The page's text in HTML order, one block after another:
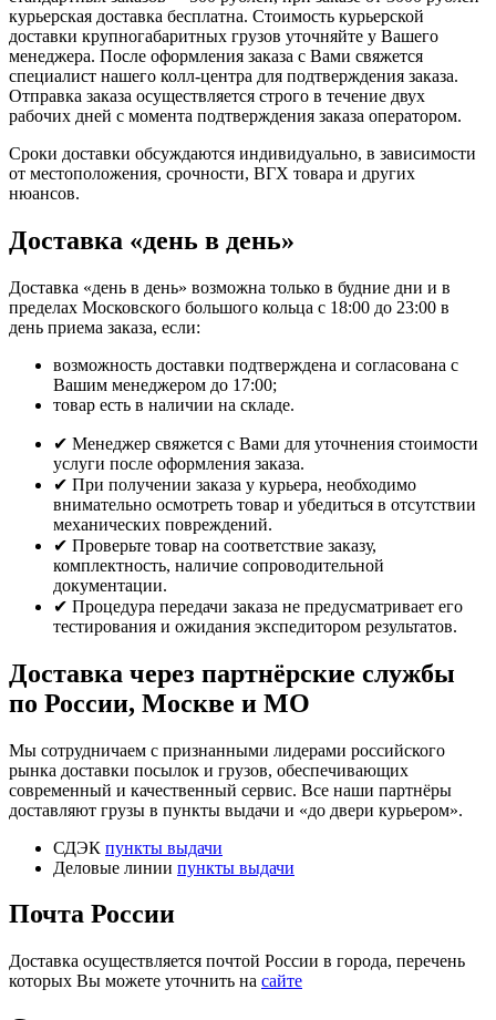
курьерская доставка бесплатна. Стоимость курьерской
доставки крупногабаритных грузов уточняйте у Вашего
менеджера. После оформления заказа с Вами свяжется
специалист нашего колл-центра для подтверждения заказа.
Отправка заказа осуществляется строго в течение двух
рабочих дней с момента подтверждения заказа оператором.
Сроки доставки обсуждаются индивидуально, в зависимости
от местоположения, срочности, ВГХ товара и других
нюансов.
Доставка «день в день»
Доставка «день в день» возможна только в будние дни и в
пределах Московского большого кольца с 18:00 до 23:00 в
день приема заказа, если:
возможность доставки подтверждена и согласована с
Вашим менеджером до 17:00;
товар есть в наличии на складе.
✔ Менеджер свяжется с Вами для уточнения стоимости
услуги после оформления заказа.
✔ При получении заказа у курьера, необходимо
внимательно осмотреть товар и убедиться в отсутствии
механических повреждений.
✔ Проверьте товар на соответствие заказу,
комплектность, наличие сопроводительной
документации.
✔ Процедура передачи заказа не предусматривает его
тестирования и ожидания экспедитором результатов.
Доставка через партнёрские службы
по России, Москве и МО
Мы сотрудничаем с признанными лидерами российского
рынка доставки посылок и грузов, обеспечивающих
современный и качественный сервис. Все наши партнёры
доставляют грузы в пункты выдачи и «до двери курьером».
СДЭК пункты выдачи
Деловые линии пункты выдачи
Почта России
Доставка осуществляется почтой России в города, перечень
которых Вы можете уточнить на сайте